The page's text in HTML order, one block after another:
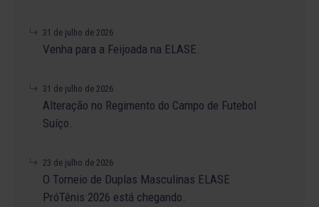
31 de julho de 2026
Venha para a Feijoada na ELASE.
31 de julho de 2026
Alteração no Regimento do Campo de Futebol
Suíço.
23 de julho de 2026
O Torneio de Duplas Masculinas ELASE
PróTênis 2026 está chegando.